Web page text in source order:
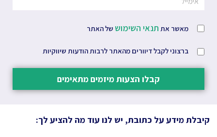
מאשר את תנאי השימוש של האתר
ברצוני לקבל דיוורים מהאתר לרבות הודעות שיווקיות
קבלו הצעות מיזמים מתאימים
קיבלת מידע על כתובת, יש לנו עוד מה להציע לך: